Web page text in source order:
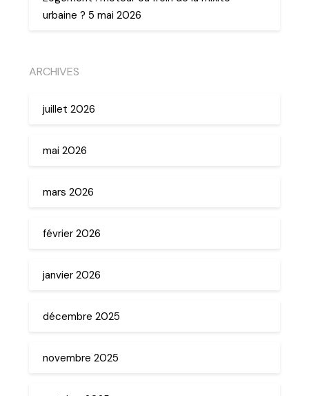
urbaine ? 5 mai 2026
ARCHIVES
juillet 2026
mai 2026
mars 2026
février 2026
janvier 2026
décembre 2025
novembre 2025